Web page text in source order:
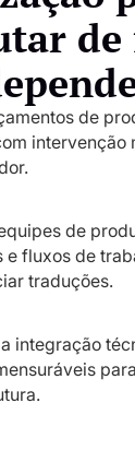
de
intervenção
de
e fluxos de
traduções.
integração